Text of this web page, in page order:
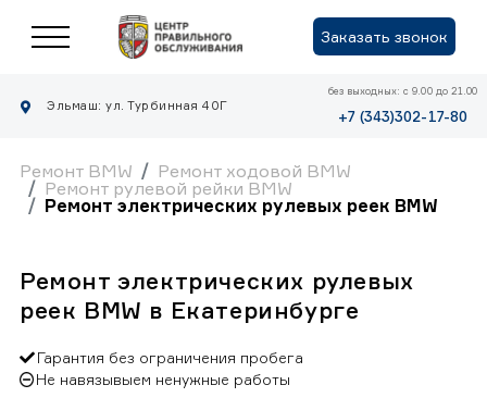
Заказать звонок
Эльмаш: ул. Турбинная 40Г
без выходных: с 9.00 до 21.00
+7 (343)302-17-80
Ремонт BMW
Ремонт ходовой BMW
Ремонт рулевой рейки BMW
Ремонт электрических рулевых реек BMW
Ремонт электрических рулевых
реек BMW в Екатеринбурге
Гарантия без ограничения пробега
Не навязывыем ненужные работы